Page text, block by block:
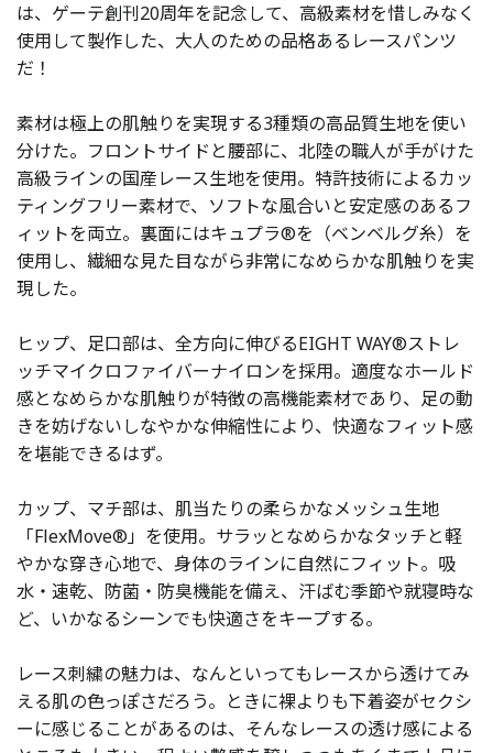
ア
す
す
る
ア
す
は、ゲーテ創刊20周年を記念して、高級素材を惜しみなく
使用して製作した、大人のための品格あるレースパンツ
だ！
素材は極上の肌触りを実現する3種類の高品質生地を使い
分けた。フロントサイドと腰部に、北陸の職人が手がけた
高級ラインの国産レース生地を使用。特許技術によるカッ
ティングフリー素材で、ソフトな風合いと安定感のあるフ
ィットを両立。裏面にはキュプラ®を（ベンベルグ糸）を
使用し、繊細な見た目ながら非常になめらかな肌触りを実
現した。
ヒップ、足口部は、全方向に伸びるEIGHT WAY®ストレ
ッチマイクロファイバーナイロンを採用。適度なホールド
感となめらかな肌触りが特徴の高機能素材であり、足の動
きを妨げないしなやかな伸縮性により、快適なフィット感
を堪能できるはず。
カップ、マチ部は、肌当たりの柔らかなメッシュ生地
「FlexMove®」を使用。サラッとなめらかなタッチと軽
やかな穿き心地で、身体のラインに自然にフィット。吸
水・速乾、防菌・防臭機能を備え、汗ばむ季節や就寝時な
ど、いかなるシーンでも快適さをキープする。
レース刺繍の魅力は、なんといってもレースから透けてみ
える肌の色っぽさだろう。ときに裸よりも下着姿がセクシ
ーに感じることがあるのは、そんなレースの透け感による